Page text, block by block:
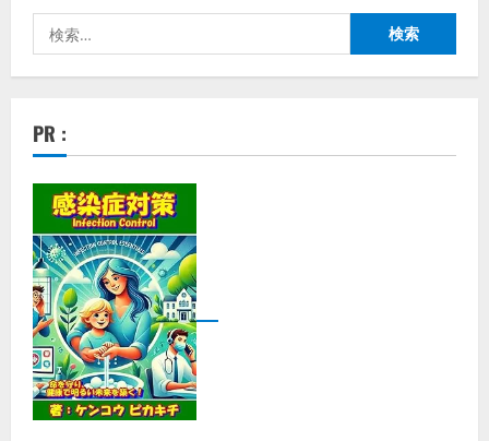
も
わ
り！」
な
の
時
間
を
劇
的
に
解
放
す
る！
Gemini
に
よ
る
プ
レ
索:
PR :